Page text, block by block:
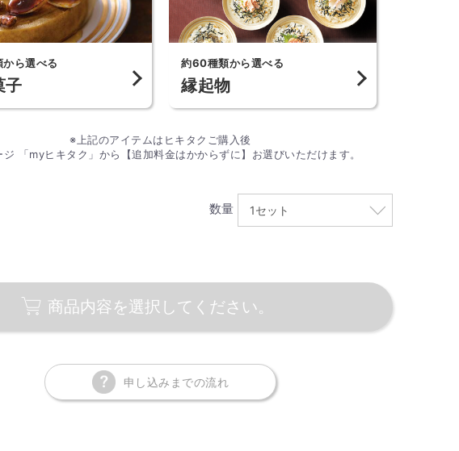
ら選べる
子
約60種類から選べる
縁起物
※上記のアイテムはヒキタクご購入後
ジ 「myヒキタク」から【追加料金はかからずに】お選びいただけます。
数量
商品内容を選択してください。
申し込みまでの流れ